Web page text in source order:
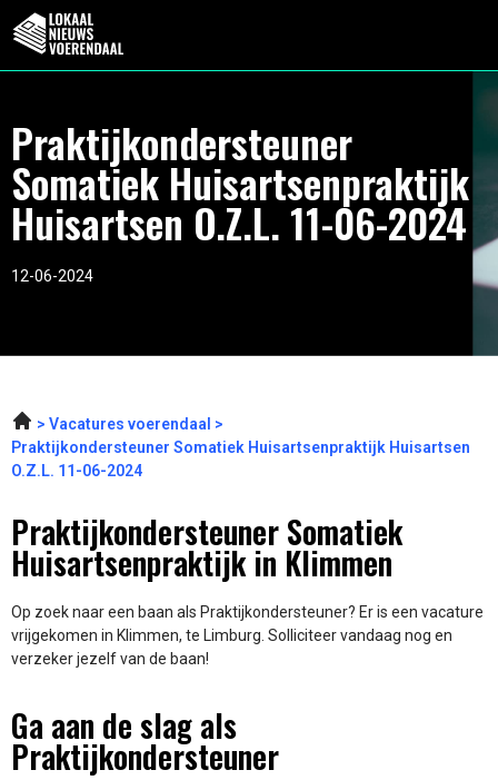
Praktijkondersteuner
Somatiek Huisartsenpraktijk
Huisartsen O.Z.L. 11-06-2024
12-06-2024
Vacatures voerendaal
Praktijkondersteuner Somatiek Huisartsenpraktijk Huisartsen
O.Z.L. 11-06-2024
Praktijkondersteuner Somatiek
Huisartsenpraktijk in Klimmen
Op zoek naar een baan als Praktijkondersteuner? Er is een vacature
vrijgekomen in Klimmen, te Limburg. Solliciteer vandaag nog en
verzeker jezelf van de baan!
Ga aan de slag als
Praktijkondersteuner